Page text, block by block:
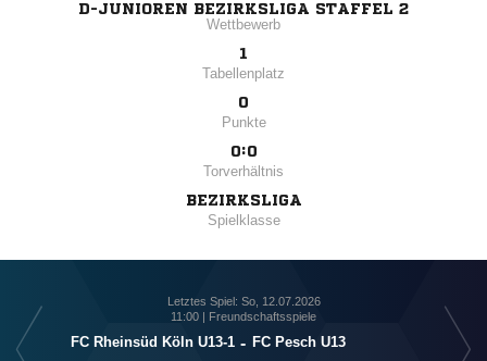
D-JUNIOREN BEZIRKSLIGA STAFFEL 2
Wettbewerb
1
Tabellenplatz
0
Punkte
0:0
Torverhältnis
BEZIRKSLIGA
Spielklasse
Letztes Spiel: So, 12.07.2026
11:00 | Freundschaftsspiele
FC Rheinsüd Köln U13-1 - FC Pesch U13